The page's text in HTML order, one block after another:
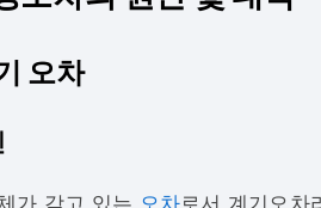
오차
가 갖고 있는 오차로서 계기오차